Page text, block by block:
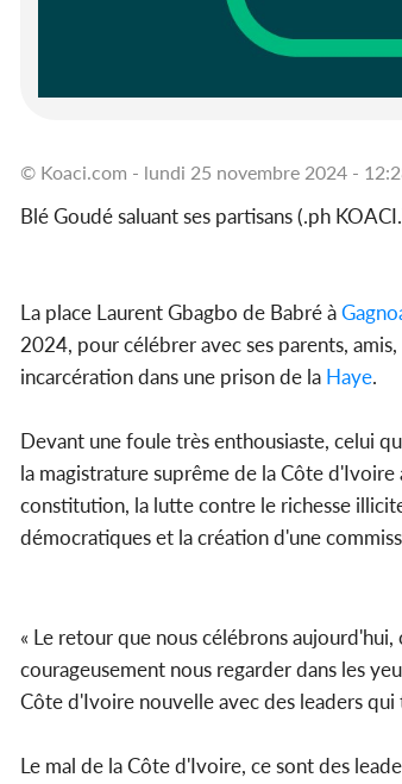
© Koaci.com - lundi 25 novembre 2024 -
Blé Goudé saluant ses partisans (.ph
La place Laurent Gbagbo de Babré à
2024, pour célébrer avec ses parents,
incarcération dans une prison de la Haye.
Devant une foule très enthousiaste, celui
la magistrature suprême de la Côte
constitution, la lutte contre le richesse
démocratiques et la création d'une
« Le retour que nous célébrons
courageusement nous regarder dans les
Côte d'Ivoire nouvelle avec des leaders
Le mal de la Côte d'Ivoire, ce sont des